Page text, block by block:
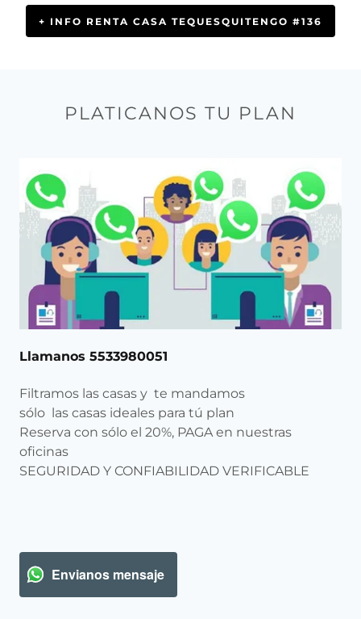
+ INFO RENTA CASA TEQUESQUITENGO #136
PLATICANOS TU PLAN
Llamanos 5533980051
Filtramos las casas y te mandamos
sólo las casas ideales para tú plan
Reserva con sólo el 20%, PAGA en nuestras
oficinas
SEGURIDAD Y CONFIABILIDAD VERIFICABLE
Envianos mensaje